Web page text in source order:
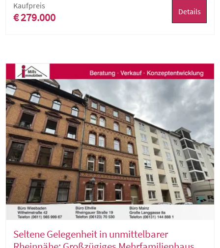
Kaufpreis
€ 279.000 Details
Seltene Gelegenheit in unmittelbarer